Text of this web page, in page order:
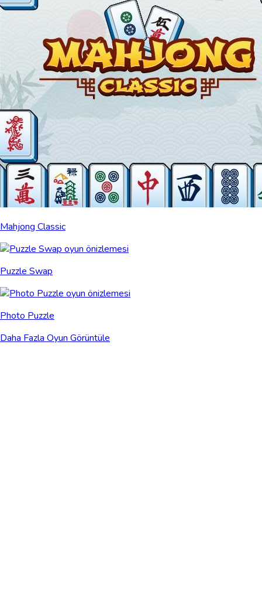
Mahjong Classic
Puzzle Swap
Photo Puzzle
Daha Fazla Oyun Görüntüle